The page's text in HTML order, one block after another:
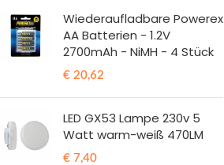
Wiederaufladbare Powerex
AA Batterien - 1.2V
2700mAh - NiMH - 4 Stück
€ 20,62
LED GX53 Lampe 230v 5
Watt warm-weiß 470LM
€ 7,40